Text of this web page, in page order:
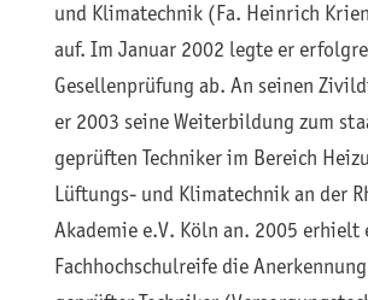
und Klimatechnik (Fa. Heinrich
auf. Im Januar 2002 legte er
Gesellenprüfung ab. An seinen
er 2003 seine Weiterbildung zum
geprüften Techniker im Bereich
Lüftungs- und Klimatechnik an der
Akademie e.V. Köln an. 2005 erhielt
Fachhochschulreife die